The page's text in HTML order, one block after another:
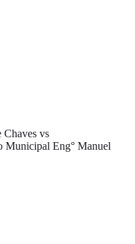
Chaves vs
Municipal Eng° Manuel